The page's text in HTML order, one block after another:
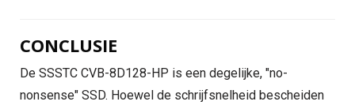
CONCLUSIE
De SSSTC CVB-8D128-HP is een degelijke, "no-
nonsense" SSD. Hoewel de schrijfsnelheid bescheiden